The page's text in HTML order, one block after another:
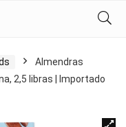
Almendras
2,5 libras | Importado